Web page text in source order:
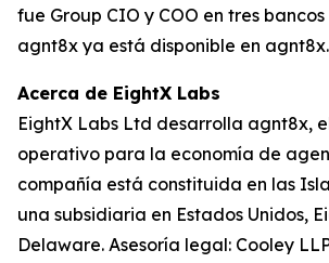
fue Group CIO y COO en tres
agnt8x ya está disponible en
Acerca de EightX Labs
EightX Labs Ltd desarrolla agnt8x,
operativo para la economía de
compañía está constituida en las
una subsidiaria en Estados Unidos,
Delaware. Asesoría legal: Cooley LLP